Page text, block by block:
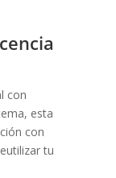
con
esta
con
tu